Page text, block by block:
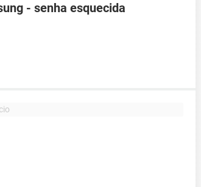
- senha esquecida